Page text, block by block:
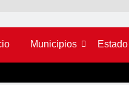
Municipios Estado